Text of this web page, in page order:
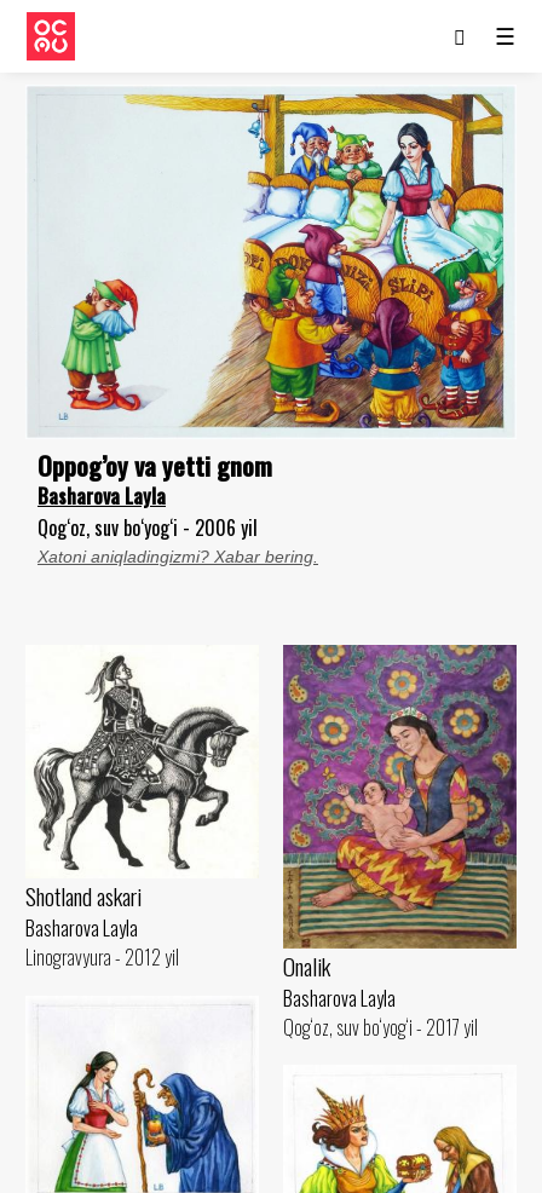
☰
Oppog’oy va yetti gnom
Basharova Layla
Qog‘oz, suv bo‘yog‘i - 2006 yil
Xatoni aniqladingizmi? Xabar bering.
Shotland askari
Basharova Layla
Linogravyura - 2012 yil
Onalik
Basharova Layla
Qog‘oz, suv bo‘yog‘i - 2017 yil